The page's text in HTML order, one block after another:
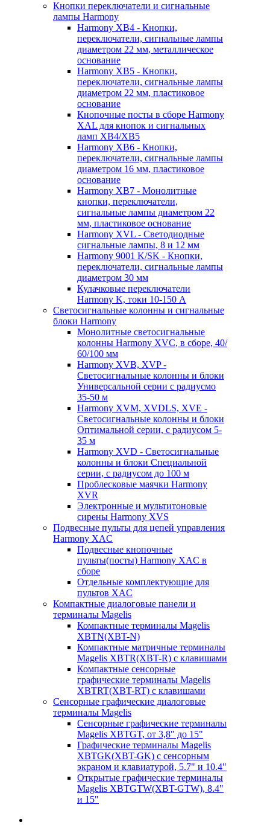
Кнопки переключатели и сигнальные
лампы Harmony
Harmony XB4 - Кнопки,
переключатели, сигнальные лампы
диаметром 22 мм, металлическое
основание
Harmony XB5 - Кнопки,
переключатели, сигнальные лампы
диаметром 22 мм, пластиковое
основание
Кнопочные посты в сборе Harmony
XAL для кнопок и сигнальных
ламп XB4/XB5
Harmony XB6 - Кнопки,
переключатели, сигнальные лампы
диаметром 16 мм, пластиковое
основание
Harmony XB7 - Монолитные
кнопки, переключатели,
сигнальные лампы диаметром 22
мм, пластиковое основание
Harmony XVL - Светодиодные
сигнальные лампы, 8 и 12 мм
Harmony 9001 K/SK - Кнопки,
переключатели, сигнальные лампы
диаметром 30 мм
Кулачковые переключатели
Harmony K, токи 10-150 А
Светосигнальные колонны и сигнальные
блоки Harmony
Монолитные светосигнальные
колонны Harmony XVC, в сборе, 40/
60/100 мм
Harmony XVB, XVP -
Светосигнальные колонны и блоки
Универсальной серии с радиусмо
35-50 м
Harmony XVM, XVDLS, XVE -
Светосигнальные колонны и блоки
Оптимальной серии, с радиусом 5-
35 м
Harmony XVD - Светосигнальные
колонны и блоки Специальной
серии, с радиусом до 100 м
Проблесковые маячки Harmony
XVR
Электронные и мультитоновые
сирены Harmony XVS
Подвесные пульты для цепей управления
Harmony XAC
Подвесные кнопочные
пульты(посты) Harmony XAC в
сборе
Отдельные комплектующие для
пультов XAC
Компактные диалоговые панели и
терминалы Magelis
Компактные терминалы Magelis
XBTN(XBT-N)
Компактные матричные терминалы
Magelis XBTR(XBT-R) с клавишами
Компактные сенсорные
графические терминалы Magelis
XBTRT(XBT-RT) с клавишами
Сенсорные графические диалоговые
терминалы Magelis
Сенсорные графические терминалы
Magelis XBTGT, от 3,8" до 15"
Графические терминалы Magelis
XBTGK(XBT-GK) с сенсорным
экраном и клавиатурой, 5.7" и 10.4"
Открытые графические терминалы
Magelis XBTGTW(XBT-GTW), 8.4"
и 15"